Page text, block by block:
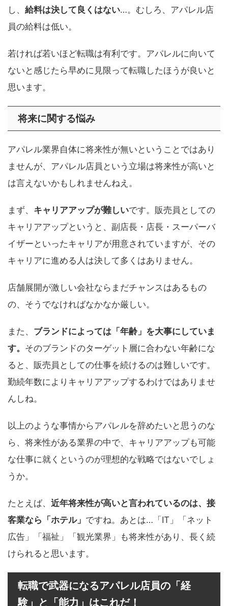
し、 給料は決して良くはない…。むしろ、アパレル店
員の給料は低い。
若ければ若いほど転職は有利です。アパレルに向いて
ないと感じたら早めに見限って転職したほうが良いと
思います。
将来に関する悩み
アパレル業界自体に将来性が無いということではあり
ませんが、アパレル店員という立場は将来性が高いと
は言えないかもしれませんねえ。
まず、 キャリアアップが難しいです。販売員としての
キャリアアップというと、副店長・店長・スーパーバ
イザーといったキャリアが用意されていますが、その
キャリアに進める人は決して多くはありません。
店舗展開が激しい会社ならまだチャンスはあるもの
の、そうでなければなかなか厳しい。
また、 ブランドによっては「年齢」を大事にしていま
す。 そのブランドのターゲット層に合わない年齢にな
ると、販売員としての仕事を続けるのは難しいです。
勤続年数によりキャリアアップするわけではありませ
んしね。
以上のような事情からアパレルを辞めたいと思うのな
ら、将来性がある業界の中で、キャリアアップも可能
な仕事に就くというのが理想的な戦略ではないでしょ
うか。
たとえば、 近年将来性が高いと言われているのは、接
客業なら「ホテル」 ですね。あとは…「IT」「ネット
広告」「福祉」「観光業界」も将来性があり、長く続
けられると思います。
転職で武器になるアパレル店員の「経
験」と「能力」はこれだ！